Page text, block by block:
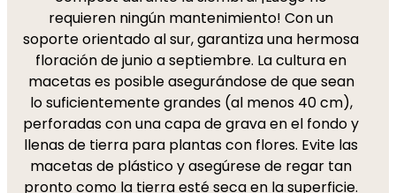
requieren ningún mantenimiento! Con un
soporte orientado al sur, garantiza una hermosa
floración de junio a septiembre. La cultura en
macetas es posible asegurándose de que sean
lo suficientemente grandes (al menos 40 cm),
perforadas con una capa de grava en el fondo y
llenas de tierra para plantas con flores. Evite las
macetas de plástico y asegúrese de regar tan
pronto como la tierra esté seca en la superficie.